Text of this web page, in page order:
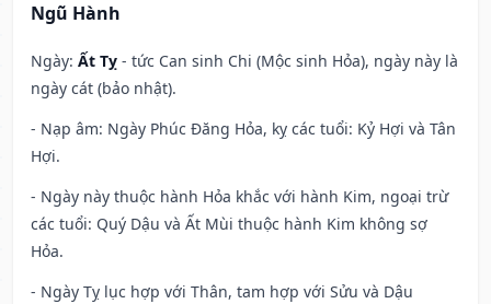
Ngũ Hành
Ngày: Ất Tỵ - tức Can sinh Chi (Mộc sinh Hỏa), ngày này là
ngày cát (bảo nhật).
- Nạp âm: Ngày Phúc Đăng Hỏa, kỵ các tuổi: Kỷ Hợi và Tân
Hợi.
- Ngày này thuộc hành Hỏa khắc với hành Kim, ngoại trừ
các tuổi: Quý Dậu và Ất Mùi thuộc hành Kim không sợ
Hỏa.
- Ngày Tỵ lục hợp với Thân, tam hợp với Sửu và Dậu